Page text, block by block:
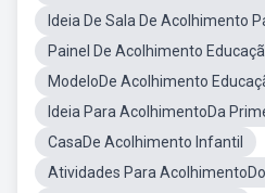
Ideia De Sala De Acolhimento
Painel De Acolhimento
ModeloDe Acolhimento
Ideia Para AcolhimentoDa
CasaDe Acolhimento Infantil
Atividades Para